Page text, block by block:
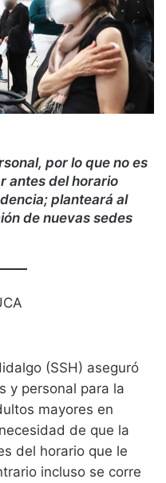
por lo que no es
antes del horario
planteará al
de nuevas sedes
(SSH) aseguró
y personal para la
mayores en
de que la
del horario que le
incluso se corre